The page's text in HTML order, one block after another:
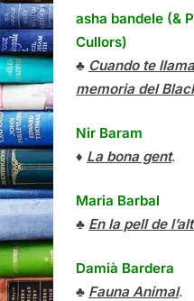
asha bandele (&
Cullors)
♣ Cuando te
memoria del
Nir Baram
♦ La bona gent.
Maria Barbal
♣ En la pell de
Damià Bardera
♣ Fauna Animal.